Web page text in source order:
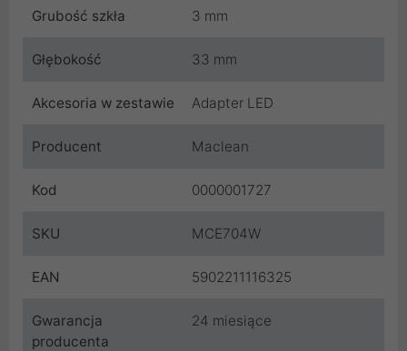
Grubość szkła 3 mm
Głębokość 33 mm
Akcesoria w zestawie Adapter LED
Producent Maclean
Kod 0000001727
SKU MCE704W
EAN 5902211116325
Gwarancja
producenta
24 miesiące